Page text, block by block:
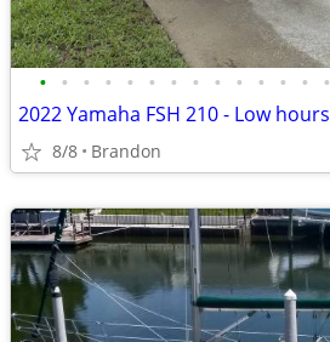
• • • • • • • • • • • • • •
2022 Yamaha FSH 210 - Low hours
8/8 Brandon